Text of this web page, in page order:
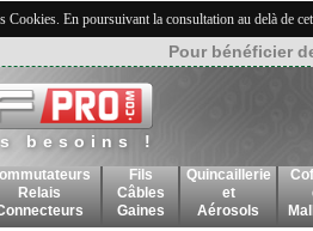
En poursuivant la consultation au delà de
Pour bénéficier
besoins !
Relais
Fils
Câbles
Gaines
Quincaillerie
et
Aérosols